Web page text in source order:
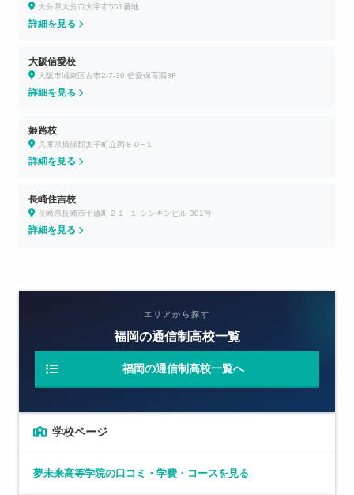
大分県大分市大字市551番地
詳細を見る
大阪信愛校
大阪市城東区古市2-7-30 信愛保育園3F
詳細を見る
姫路校
兵庫県揖保郡太子町立岡８０−１
詳細を見る
長崎住吉校
長崎県長崎市千歳町２１−１ シンキンビル 301号
詳細を見る
エリアから探す
福岡の通信制高校一覧
福岡の通信制高校一覧へ
学校ページ
夢未来高等学院の口コミ・学費・コースを見る